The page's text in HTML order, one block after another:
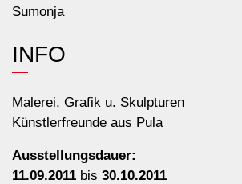
Sumonja
INFO
Malerei, Grafik u. Skulpturen
Künstlerfreunde aus Pula
Ausstellungsdauer:
11.09.2011 bis 30.10.2011